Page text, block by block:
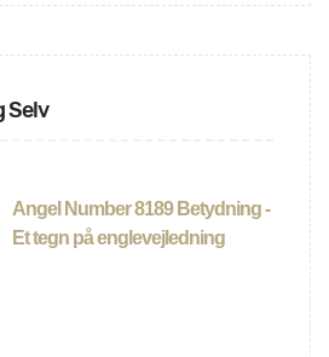
Selv
Angel Number 8189 Betydning -
Et tegn på englevejledning